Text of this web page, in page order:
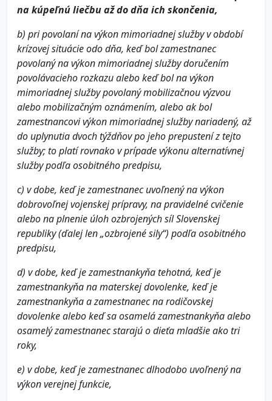
na kúpeľnú liečbu až do dňa ich skončenia,
b) pri povolaní na výkon mimoriadnej služby v období
krízovej situácie odo dňa, keď bol zamestnanec
povolaný na výkon mimoriadnej služby doručením
povolávacieho rozkazu alebo keď bol na výkon
mimoriadnej služby povolaný mobilizačnou výzvou
alebo mobilizačným oznámením, alebo ak bol
zamestnancovi výkon mimoriadnej služby nariadený, až
do uplynutia dvoch týždňov po jeho prepustení z tejto
služby; to platí rovnako v prípade výkonu alternatívnej
služby podľa osobitného predpisu,
c) v dobe, keď je zamestnanec uvoľnený na výkon
dobrovoľnej vojenskej prípravy, na pravidelné cvičenie
alebo na plnenie úloh ozbrojených síl Slovenskej
republiky (ďalej len „ozbrojené sily“) podľa osobitného
predpisu,
d) v dobe, keď je zamestnankyňa tehotná, keď je
zamestnankyňa na materskej dovolenke, keď je
zamestnankyňa a zamestnanec na rodičovskej
dovolenke alebo keď sa osamelá zamestnankyňa alebo
osamelý zamestnanec starajú o dieťa mladšie ako tri
roky,
e) v dobe, keď je zamestnanec dlhodobo uvoľnený na
výkon verejnej funkcie,